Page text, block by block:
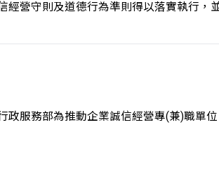
營守則及道德行為準則得以落實執行，
服務部為推動企業誠信經營專(兼)職單